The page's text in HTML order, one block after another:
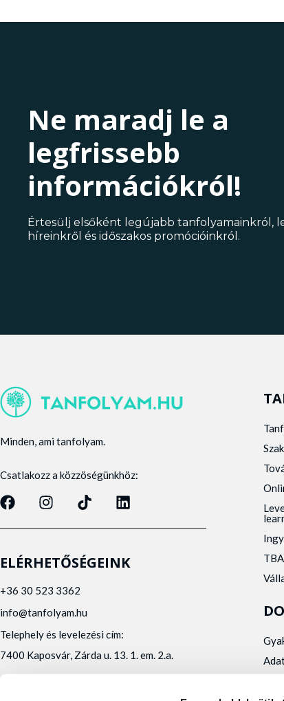
Ne maradj le a
legfrissebb
információkról!
Értesülj elsőként legújabb tanfolyamainkról,
híreinkről és időszakos promócióinkról.
Minden, ami tanfolyam.
Csatlakozz a közzöségünkhöz:
ELÉRHETŐSÉGEINK
+36 30 523 3362
info@tanfolyam.hu
Telephely és levelezési cím:
7400 Kaposvár, Zárda u. 13. 1. em. 2.a.